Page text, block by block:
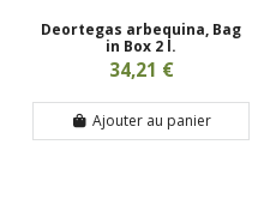
Deortegas arbequina, Bag
in Box 2 l.
34,21 €
Ajouter au panier